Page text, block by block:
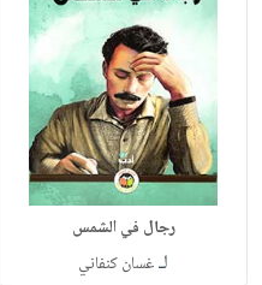
رجال في الشمس
لـغسان كنفاني